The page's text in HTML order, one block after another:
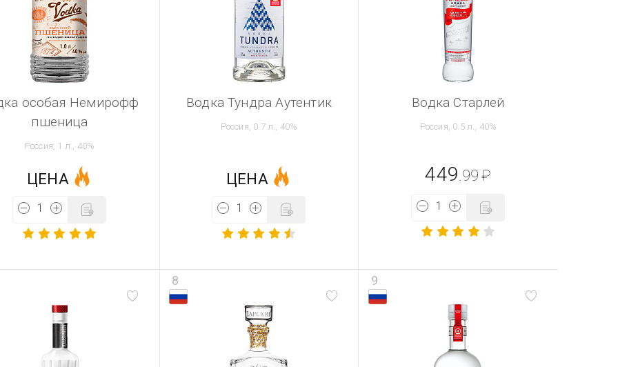
особая Немирофф
пшеница
Россия, 1 л., 40%
ЦЕНА
Водка Тундра Аутентик
Россия, 0.7 л., 40%
ЦЕНА
Водка Старлей
Россия, 0.5 л., 40%
449 .99 ₽
8 9